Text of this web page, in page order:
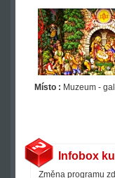
Místo : Muzeum -
Infobox
Změna programu